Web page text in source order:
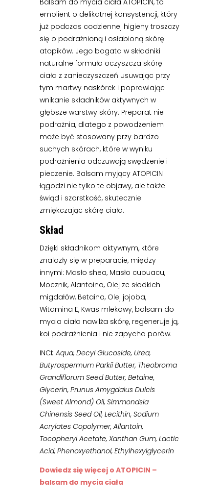
Balsam do mycia ciała ATOPICIN, to
emolient o delikatnej konsystencji, który
już podczas codziennej higieny troszczy
się o podrażnioną i osłabioną skórę
atopików. Jego bogata w składniki
naturalne formuła oczyszcza skórę
ciała z zanieczyszczeń usuwając przy
tym martwy naskórek i poprawiając
wnikanie składników aktywnych w
głębsze warstwy skóry. Preparat nie
podrażnia, dlatego z powodzeniem
może być stosowany przy bardzo
suchych skórach, które w wyniku
podrażnienia odczuwają swędzenie i
pieczenie. Balsam myjący ATOPICIN
łągodzi nie tylko te objawy, ale także
świąd i szorstkość, skutecznie
zmiękczając skórę ciała.
Skład
Dzięki składnikom aktywnym, które
znalazły się w preparacie, między
innymi: Masło shea, Masło cupuacu,
Mocznik, Alantoina, Olej ze słodkich
migdałów, Betaina, Olej jojoba,
Witamina E, Kwas mlekowy, balsam do
mycia ciała nawilża skórę, regeneruje ją,
koi podrażnienia i nie zapycha porów.
INCI: Aqua, Decyl Glucoside, Urea,
Butyrospermum Parkii Butter, Theobroma
Grandiflorum Seed Butter, Betaine,
Glycerin, Prunus Amygdalus Dulcis
(Sweet Almond) Oil, Simmondsia
Chinensis Seed Oil, Lecithin, Sodium
Acrylates Copolymer, Allantoin,
Tocopheryl Acetate, Xanthan Gum, Lactic
Acid, Phenoxyethanol, Ethylhexylglycerin
Dowiedz się więcej o ATOPICIN –
balsam do mycia ciała